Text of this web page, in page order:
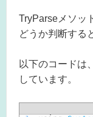
TryParseメソッ
どうか判断する
以下のコードは
しています。